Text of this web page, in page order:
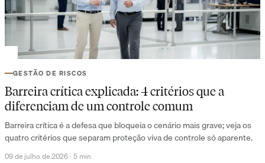
GESTÃO DE RISCOS
Barreira crítica explicada: 4 critérios que a
diferenciam de um controle comum
Barreira crítica é a defesa que bloqueia o cenário mais grave; veja os
quatro critérios que separam proteção viva de controle só aparente.
09 de julho de 2026· 5 min